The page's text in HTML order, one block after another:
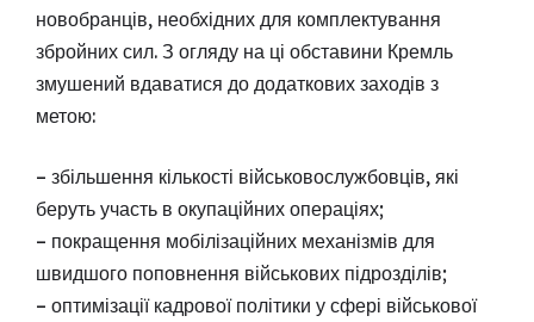
новобранців, необхідних для комплектування
збройних сил. З огляду на ці обставини Кремль
змушений вдаватися до додаткових заходів з
метою:
– збільшення кількості військовослужбовців, які
беруть участь в окупаційних операціях;
– покращення мобілізаційних механізмів для
швидшого поповнення військових підрозділів;
– оптимізації кадрової політики у сфері військової